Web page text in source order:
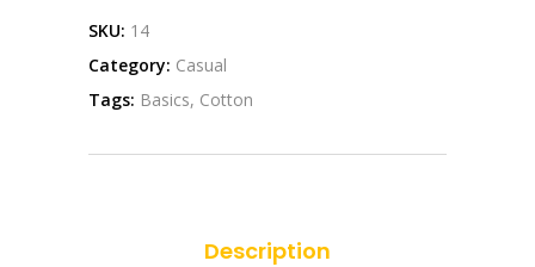
SKU: 14
Category: Casual
Tags: Basics, Cotton
Description